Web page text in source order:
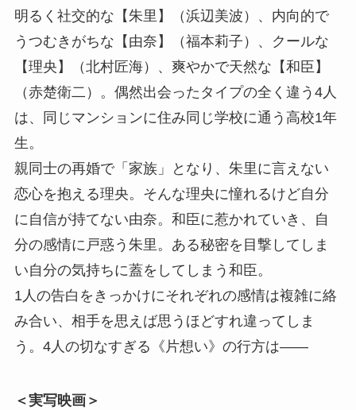
明るく社交的な【朱里】（浜辺美波）、内向的で
うつむきがちな【由奈】（福本莉子）、クールな
【理央】（北村匠海）、爽やかで天然な【和臣】
（赤楚衛二）。偶然出会ったタイプの全く違う4人
は、同じマンションに住み同じ学校に通う高校1年
生。
親同士の再婚で「家族」となり、朱里に言えない
恋心を抱える理央。そんな理央に憧れるけど自分
に自信が持てない由奈。和臣に惹かれていき、自
分の感情に戸惑う朱里。ある秘密を目撃してしま
い自分の気持ちに蓋をしてしまう和臣。
1人の告白をきっかけにそれぞれの感情は複雑に絡
み合い、相手を思えば思うほどすれ違ってしま
う。4人の切なすぎる《片想い》の行方は――
＜実写映画＞